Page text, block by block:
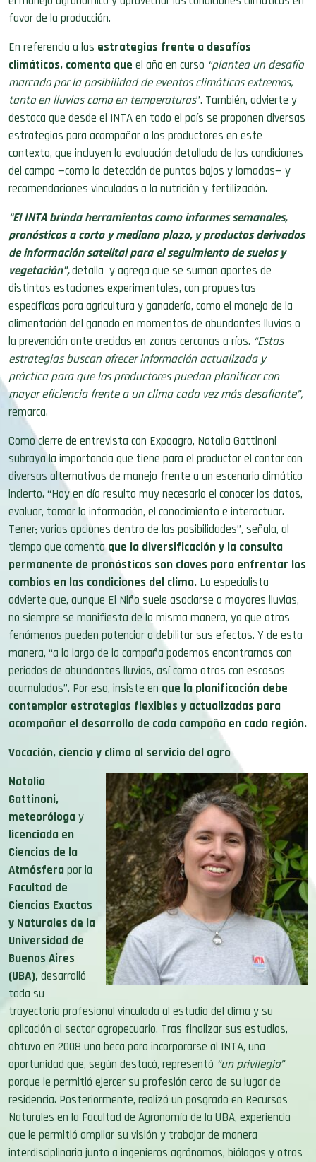
favor de la producción.
En referencia a las estrategias frente a desafíos
climáticos, comenta que el año en curso “plantea un desafío
marcado por la posibilidad de eventos climáticos extremos,
tanto en lluvias como en temperaturas”. También, advierte y
destaca que desde el INTA en todo el país se proponen diversas
estrategias para acompañar a los productores en este
contexto, que incluyen la evaluación detallada de las condiciones
del campo —como la detección de puntos bajos y lomadas— y
recomendaciones vinculadas a la nutrición y fertilización.
“El INTA brinda herramientas como informes semanales,
pronósticos a corto y mediano plazo, y productos derivados
de información satelital para el seguimiento de suelos y
vegetación”,detalla y agrega que se suman aportes de
distintas estaciones experimentales, con propuestas
específicas para agricultura y ganadería, como el manejo de la
alimentación del ganado en momentos de abundantes lluvias o
la prevención ante crecidas en zonas cercanas a ríos. “Estas
estrategias buscan ofrecer información actualizada y
práctica para que los productores puedan planificar con
mayor eficiencia frente a un clima cada vez más desafiante”,
remarca.
Como cierre de entrevista con Expoagro, Natalia Gattinoni
subraya la importancia que tiene para el productor el contar con
diversas alternativas de manejo frente a un escenario climático
incierto. “Hoy en día resulta muy necesario el conocer los datos,
evaluar, tomar la información, el conocimiento e interactuar.
Tener,varias opciones dentro de las posibilidades”, señala, al
tiempo que comentaque la diversificación y la consulta
permanente de pronósticos son claves para enfrentar los
cambios en las condiciones del clima. La especialista
advierte que, aunque El Niño suele asociarse a mayores lluvias,
no siempre se manifiesta de la misma manera, ya que otros
fenómenos pueden potenciar o debilitar sus efectos. Y de esta
manera, “a lo largo de la campaña podemos encontrarnos con
periodos de abundantes lluvias, así como otros con escasos
acumulados”. Por eso, insiste en que la planificación debe
contemplar estrategias flexibles y actualizadas para
acompañar el desarrollo de cada campaña en cada región.
Vocación, ciencia y clima al servicio del agro
Natalia
Gattinoni,
meteorólogay
licenciada en
Ciencias de la
Atmósferapor la
Facultad de
Ciencias Exactas
y Naturales de la
Universidad de
Buenos Aires
(UBA),desarrolló
toda su
trayectoria profesional vinculada al estudio del clima y su
aplicación al sector agropecuario. Tras finalizar sus estudios,
obtuvo en 2008 una beca para incorporarse al INTA, una
oportunidad que, según destacó, representó “un privilegio”
porque le permitió ejercer su profesión cerca de su lugar de
residencia. Posteriormente, realizó un posgrado en Recursos
Naturales en la Facultad de Agronomía de la UBA, experiencia
que le permitió ampliar su visión y trabajar de manera
interdisciplinaria junto a ingenieros agrónomos, biólogos y otros